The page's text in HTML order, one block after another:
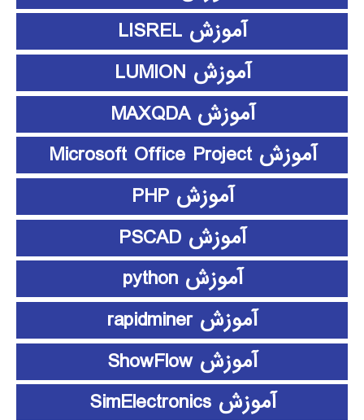
آموزش LISREL
آموزش LUMION
آموزش MAXQDA
آموزش Microsoft Office Project
آموزش PHP
آموزش PSCAD
آموزش python
آموزش rapidminer
آموزش ShowFlow
آموزش SimElectronics